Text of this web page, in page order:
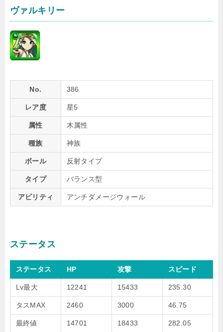
ヴァルキリー
No. 386
レア度 星5
属性 木属性
種族 神族
ボール 反射タイプ
タイプ バランス型
アビリティ アンチダメージウォール
ステータス
ステータス HP 攻撃 スピード
Lv最大 12241 15433 235.30
タスMAX 2460 3000 46.75
最終値 14701 18433 282.05